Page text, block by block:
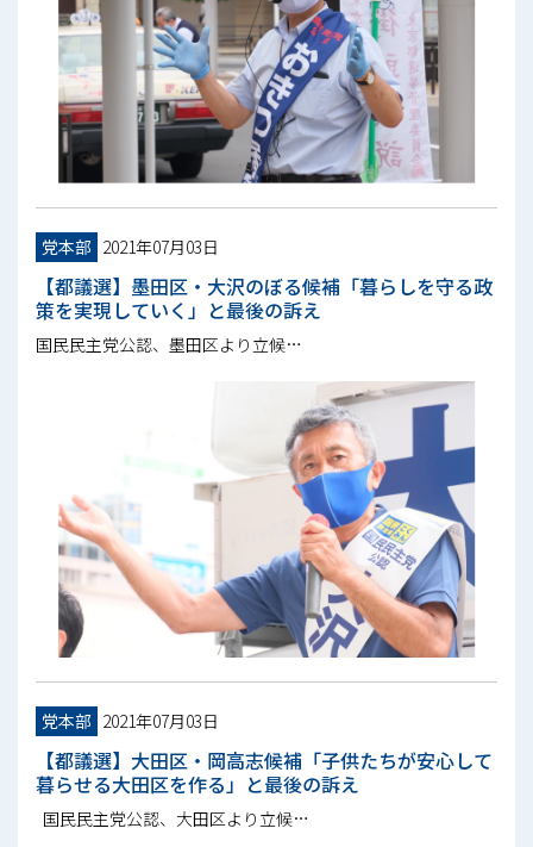
党本部 2021年07月03日
【都議選】墨田区・大沢のぼる候補「暮らしを守る政
策を実現していく」と最後の訴え
国民民主党公認、墨田区より立候…
党本部 2021年07月03日
【都議選】大田区・岡高志候補「子供たちが安心して
暮らせる大田区を作る」と最後の訴え
国民民主党公認、大田区より立候…